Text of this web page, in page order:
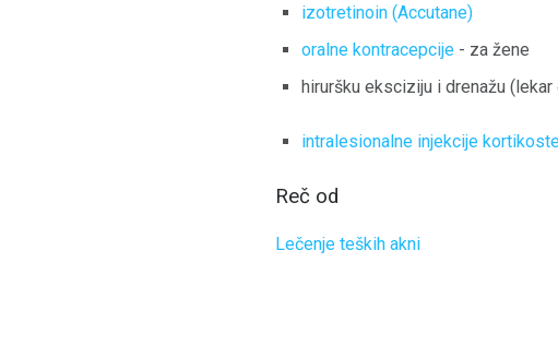
izotretinoin (Accutane)
oralne kontracepcije - za žene
hiruršku eksciziju i drenažu
intralesionalne injekcije
Reč od
Lečenje teških akni